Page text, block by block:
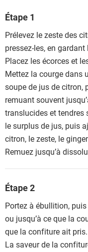
Étape 1
Prélevez le zeste des
pressez-les, en
Placez les écorces et
Mettez la courge dans
soupe de jus de citron,
remuant souvent
translucides et tendres
le surplus de jus, puis
citron, le zeste, le
Remuez jusqu’à
Étape 2
Portez à ébullition,
ou jusqu’à ce que la
que la confiture ait
La saveur de la